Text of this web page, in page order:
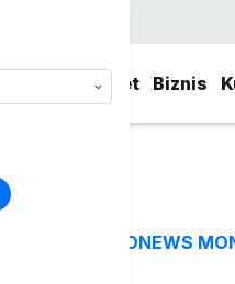
Svet Biznis
EURONEWS